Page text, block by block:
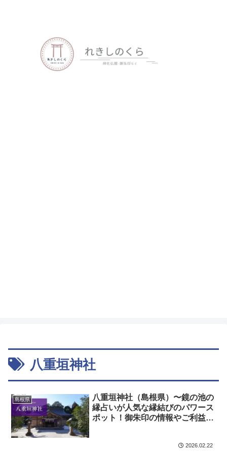
八重垣神社
島根県
八重垣神社（島根県）〜鏡の池の
縁占いが人気な縁結びのパワース
ポット！御朱印の情報やご利益、
2026.02.22